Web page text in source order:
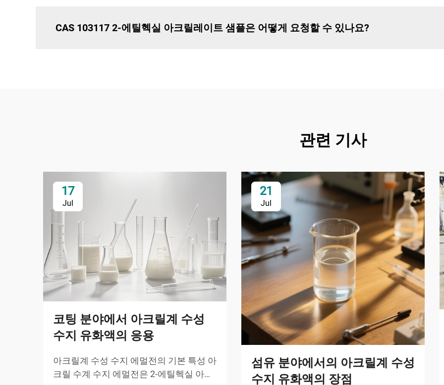
CAS 103117 2-에틸헥실 아크릴레이트 샘플은 어떻게 요청할 수 있나요?
관련 기사
17
Jul
코팅 분야에서 아크릴계 수성
수지 유화액의 응용
아크릴계 수성 수지 에멀전의 기본 특성 아
크릴 수계 수지 에멀전은 2-에틸헥실 아크
21
Jul
섬유 분야에서의 아크릴계 수성
수지 유화액의 장점